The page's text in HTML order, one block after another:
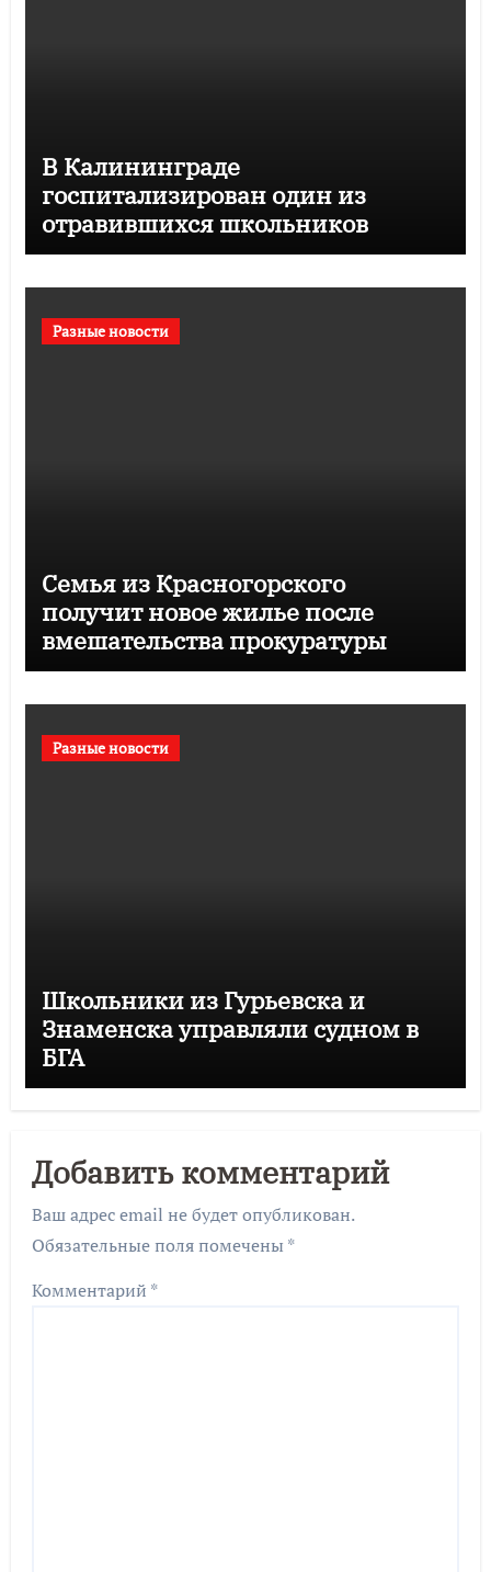
В Калининграде
госпитализирован один из
отравившихся школьников
Разные новости
Семья из Красногорского
получит новое жилье после
вмешательства прокуратуры
Разные новости
Школьники из Гурьевска и
Знаменска управляли судном в
БГА
Добавить комментарий
Ваш адрес email не будет опубликован.
Обязательные поля помечены *
Комментарий *